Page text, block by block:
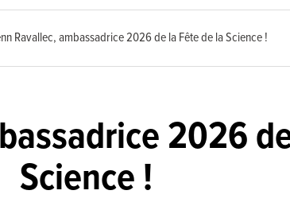
Ravallec, ambassadrice 2026 de la Fête de la Science !
2026
Science !